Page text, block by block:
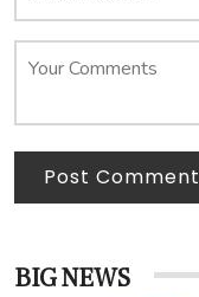
Post Comment
BIG NEWS